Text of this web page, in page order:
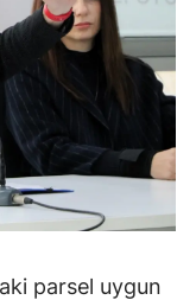
parsel uygun